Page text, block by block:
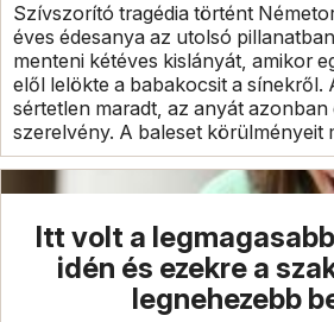
Szívszorító tragédia történt
éves édesanya az utolsó
menteni kétéves kislányát, amikor
elől lelökte a babakocsit a sínekről.
sértetlen maradt, az anyát azonban
szerelvény. A baleset körülményeit
Itt volt a
idén és ezekre a
legnehezebb